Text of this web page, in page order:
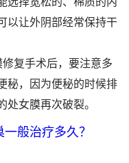
以让外阴部经常保持干
复手术后，要注意多
秘，因为便秘的时候排
女膜再次破裂。
般治疗多久？